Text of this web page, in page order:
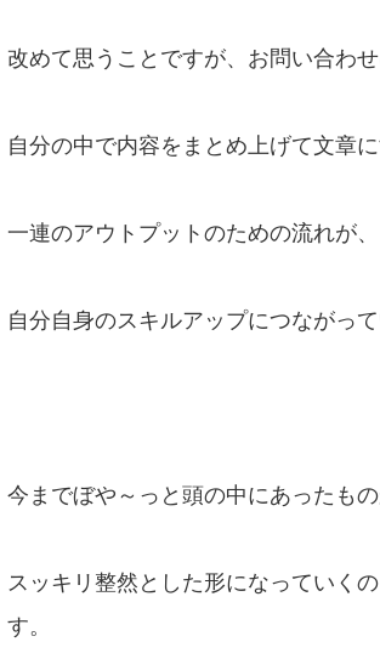
改めて思うことですが、お問い合わ
自分の中で内容をまとめ上げて文章
一連のアウトプットのための流れが、
自分自身のスキルアップにつながって
今までぼや～っと頭の中にあったもの
スッキリ整然とした形になっていく
す。